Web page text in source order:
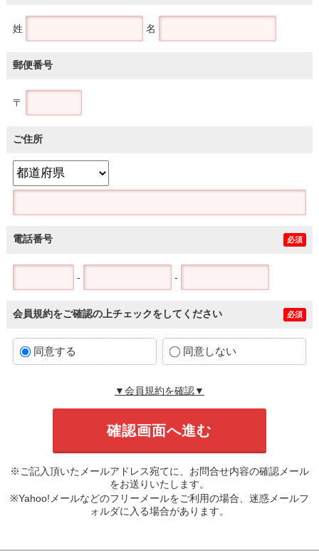
姓 名
郵便番号
〒
ご住所
電話番号 必須
- -
会員規約をご確認の上チェックをしてください 必須
同意する 同意しない
▼会員規約を確認▼
※ご記入頂いたメールアドレス宛てに、お問合せ内容の確認メール
をお送りいたします。
※Yahoo!メールなどのフリーメールをご利用の場合、迷惑メールフ
ォルダに入る場合があります。